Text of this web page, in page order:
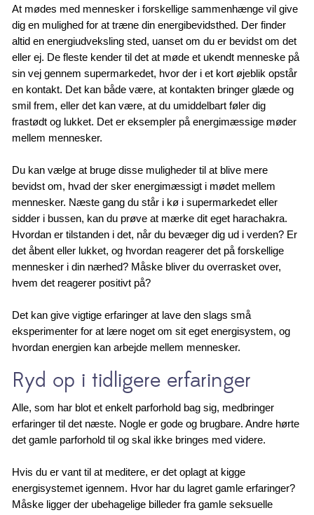
At mødes med mennesker i forskellige sammenhænge vil give
dig en mulighed for at træne din energibevidsthed. Der finder
altid en energiudveksling sted, uanset om du er bevidst om det
eller ej. De fleste kender til det at møde et ukendt menneske på
sin vej gennem supermarkedet, hvor der i et kort øjeblik opstår
en kontakt. Det kan både være, at kontakten bringer glæde og
smil frem, eller det kan være, at du umiddelbart føler dig
frastødt og lukket. Det er eksempler på energimæssige møder
mellem mennesker.
Du kan vælge at bruge disse muligheder til at blive mere
bevidst om, hvad der sker energimæssigt i mødet mellem
mennesker. Næste gang du står i kø i supermarkedet eller
sidder i bussen, kan du prøve at mærke dit eget harachakra.
Hvordan er tilstanden i det, når du bevæger dig ud i verden? Er
det åbent eller lukket, og hvordan reagerer det på forskellige
mennesker i din nærhed? Måske bliver du overrasket over,
hvem det reagerer positivt på?
Det kan give vigtige erfaringer at lave den slags små
eksperimenter for at lære noget om sit eget energisystem, og
hvordan energien kan arbejde mellem mennesker.
Ryd op i tidligere erfaringer
Alle, som har blot et enkelt parforhold bag sig, medbringer
erfaringer til det næste. Nogle er gode og brugbare. Andre hørte
det gamle parforhold til og skal ikke bringes med videre.
Hvis du er vant til at meditere, er det oplagt at kigge
energisystemet igennem. Hvor har du lagret gamle erfaringer?
Måske ligger der ubehagelige billeder fra gamle seksuelle